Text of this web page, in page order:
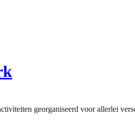
georganiseerd voor allerlei